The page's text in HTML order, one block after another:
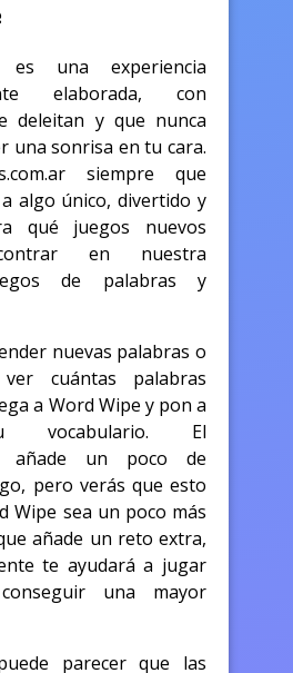
una experiencia
elaborada, con
deleitan y que nunca
una sonrisa en tu cara.
siempre que
algo único, divertido y
qué juegos nuevos
en nuestra
de palabras y
nuevas palabras o
ver cuántas palabras
a Word Wipe y pon a
vocabulario. El
añade un poco de
pero verás que esto
Wipe sea un poco más
añade un reto extra,
te ayudará a jugar
una mayor
parecer que las